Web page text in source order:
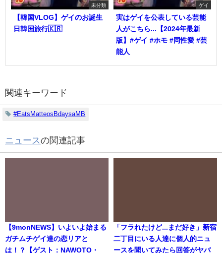
未分類
【韓国VLOG】ゲイのお誕生
日韓国旅行🇰🇷
ゲイ
実はゲイを公表している芸能
人がこちら...【2024年最新
版】#ゲイ #ホモ #同性愛 #芸
能人
関連キーワード
#EatsMatteosBdaysaMB
ニュースの関連記事
【9monNEWS】いよいよ始まる
ガチムチゲイ達の恋リアと
は！？【ゲスト：NAWOTO・
「フラれたけど...まだ好き」新宿
二丁目にいる人達に個人的ニュ
ースを聞いてみたら回答がヤバ